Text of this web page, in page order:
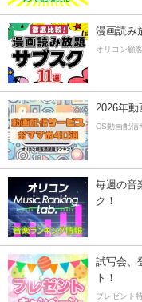
漫画読み
オリコン顧
2026年動
CS動画配信
毎週の音
ク！
試写会、
ト！
プレゼント